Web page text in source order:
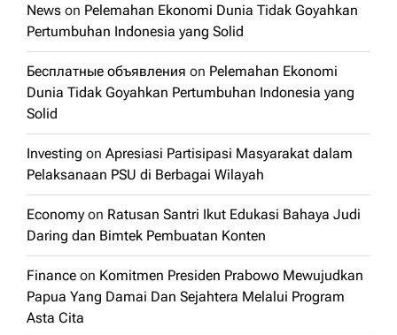
News on Pelemahan Ekonomi Dunia Tidak Goyahkan
Pertumbuhan Indonesia yang Solid
Бесплатные объявления on Pelemahan Ekonomi
Dunia Tidak Goyahkan Pertumbuhan Indonesia yang
Solid
Investing on Apresiasi Partisipasi Masyarakat dalam
Pelaksanaan PSU di Berbagai Wilayah
Economy on Ratusan Santri Ikut Edukasi Bahaya Judi
Daring dan Bimtek Pembuatan Konten
Finance on Komitmen Presiden Prabowo Mewujudkan
Papua Yang Damai Dan Sejahtera Melalui Program
Asta Cita